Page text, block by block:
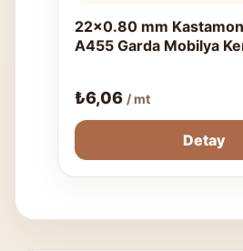
22x0.80 mm
A455 Garda Mobilya
₺6,06 / mt
Detay